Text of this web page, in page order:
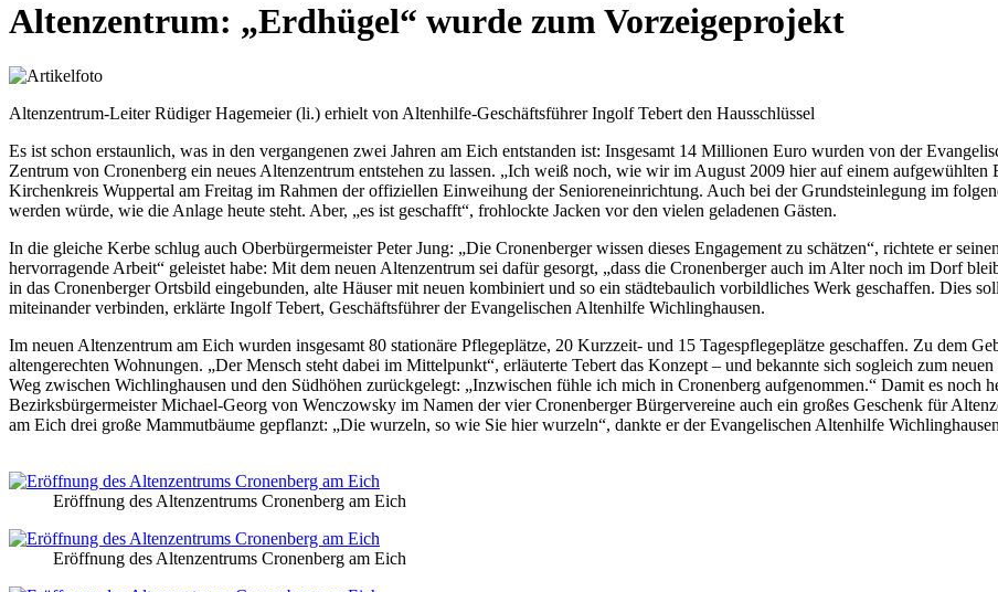
Altenzentrum: „Erdhügel“ wurde zum Vorzeigeprojekt
Altenzentrum-Leiter Rüdiger Hagemeier (li.) erhielt von Altenhilfe-Geschäftsführer Ingolf Tebert den Hausschlüssel
Es ist schon erstaunlich, was in den vergangenen zwei Jahren am Eich entstanden ist: Insgesamt 14 Millionen Euro wurden von der
Zentrum von Cronenberg ein neues Altenzentrum entstehen zu lassen. „Ich weiß noch, wie wir im August 2009 hier auf einem aufgewühlten
Kirchenkreis Wuppertal am Freitag im Rahmen der offiziellen Einweihung der Senioreneinrichtung. Auch bei der Grundsteinlegung im
werden würde, wie die Anlage heute steht. Aber, „es ist geschafft“, frohlockte Jacken vor den vielen geladenen Gästen.
In die gleiche Kerbe schlug auch Oberbürgermeister Peter Jung: „Die Cronenberger wissen dieses Engagement zu schätzen“, richtete er
hervorragende Arbeit“ geleistet habe: Mit dem neuen Altenzentrum sei dafür gesorgt, „dass die Cronenberger auch im Alter noch im Dorf
in das Cronenberger Ortsbild eingebunden, alte Häuser mit neuen kombiniert und so ein städtebaulich vorbildliches Werk geschaffen. Dies
miteinander verbinden, erklärte Ingolf Tebert, Geschäftsführer der Evangelischen Altenhilfe Wichlinghausen.
Im neuen Altenzentrum am Eich wurden insgesamt 80 stationäre Pflegeplätze, 20 Kurzzeit- und 15 Tagespflegeplätze geschaffen. Zu dem
altengerechten Wohnungen. „Der Mensch steht dabei im Mittelpunkt“, erläuterte Tebert das Konzept – und bekannte sich sogleich zum
Weg zwischen Wichlinghausen und den Südhöhen zurückgelegt: „Inzwischen fühle ich mich in Cronenberg aufgenommen.“ Damit es noch
Bezirksbürgermeister Michael-Georg von Wenczowsky im Namen der vier Cronenberger Bürgervereine auch ein großes Geschenk für
am Eich drei große Mammutbäume gepflanzt: „Die wurzeln, so wie Sie hier wurzeln“, dankte er der Evangelischen Altenhilfe
Eröffnung des Altenzentrums Cronenberg am Eich
Eröffnung des Altenzentrums Cronenberg am Eich